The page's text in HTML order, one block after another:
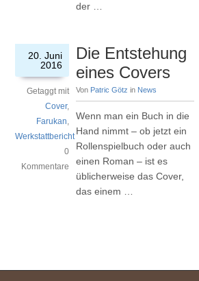
der …
20. Juni
2016
Getaggt mit
Cover,
Farukan,
Werkstattbericht
0
Kommentare
Die Entstehung
eines Covers
Von Patric Götz in News
Wenn man ein Buch in die
Hand nimmt – ob jetzt ein
Rollenspielbuch oder auch
einen Roman – ist es
üblicherweise das Cover,
das einem …